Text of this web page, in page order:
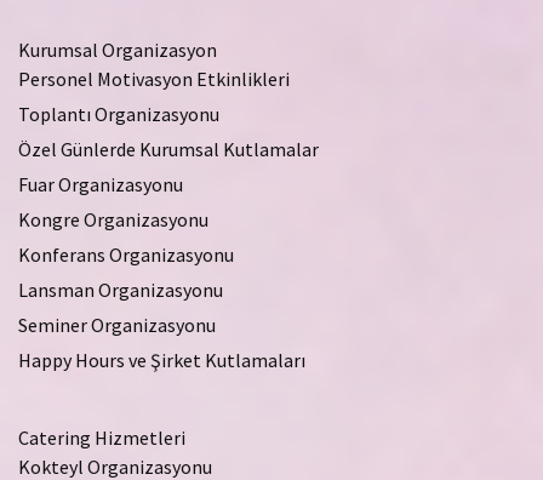
Kurumsal Organizasyon
Personel Motivasyon Etkinlikleri
Toplantı Organizasyonu
Özel Günlerde Kurumsal Kutlamalar
Fuar Organizasyonu
Kongre Organizasyonu
Konferans Organizasyonu
Lansman Organizasyonu
Seminer Organizasyonu
Happy Hours ve Şirket Kutlamaları
Catering Hizmetleri
Kokteyl Organizasyonu